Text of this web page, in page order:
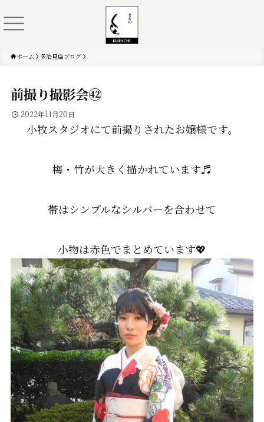
ホーム 多治見店ブログ
前撮り撮影会㊷
2022年11月20日
小牧スタジオにて前撮りされたお嬢様です。
梅・竹が大きく描かれています♬
帯はシンプルなシルバーを合わせて
小物は赤色でまとめています💖